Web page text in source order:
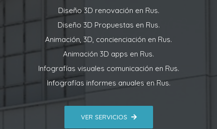
Diseño 3D renovación en Rus.
Diseño 3D Propuestas en Rus.
Animación, 3D, concienciación en Rus.
Animación 3D apps en Rus.
Infografías visuales comunicación en Rus.
Infografías informes anuales en Rus.
VER SERVICIOS